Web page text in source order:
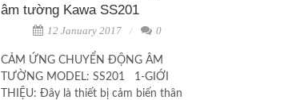
âm tường Kawa SS201
12 January 2017 0
CẢM ỨNG CHUYỂN ĐỘNG ÂM
TƯỜNG MODEL: SS201 1-GIỚI
THIỆU: Đây là thiết bị cảm biến thân